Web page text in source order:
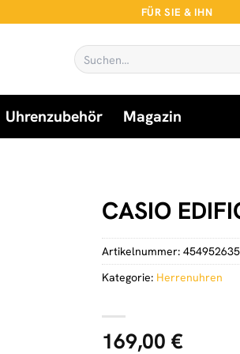
FÜR SIE & IHN
Suchen
nach:
Uhrenzubehör Magazin
CASIO
169,00 €
Artikelnummer:
Kategorie: Herrenuhren